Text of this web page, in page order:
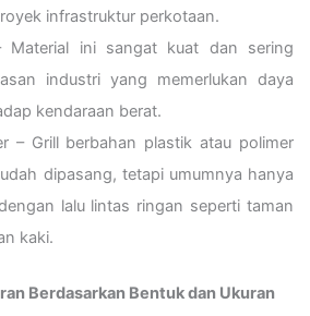
infrastruktur perkotaan.
Material ini sangat kuat dan sering
industri yang memerlukan daya
kendaraan berat.
– Grill berbahan plastik atau polimer
dipasang, tetapi umumnya hanya
lalu lintas ringan seperti taman
kaki.
Berdasarkan Bentuk dan Ukuran